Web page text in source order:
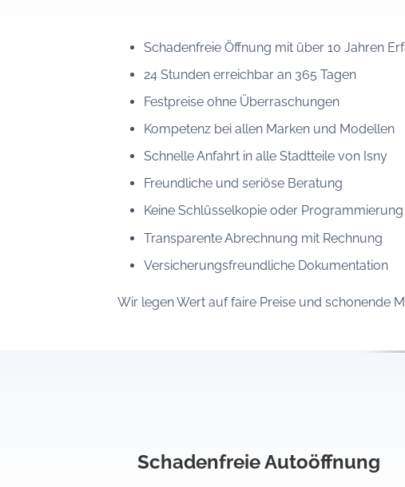
Schadenfreie Öffnung mit über 10 Jahren
24 Stunden erreichbar an 365 Tagen
Festpreise ohne Überraschungen
Kompetenz bei allen Marken und Modellen
Schnelle Anfahrt in alle Stadtteile von Isny
Freundliche und seriöse Beratung
Keine Schlüsselkopie oder
Transparente Abrechnung mit Rechnung
Versicherungsfreundliche Dokumentation
Wir legen Wert auf faire Preise und schonende
Schadenfreie Autoöffnung